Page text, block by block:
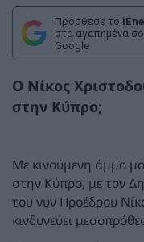
Πρόσθεσε το
στα αγαπημένα
Google
Ο Νίκος
στην Κύπρο;
Με κινούμενη άμμο
στην Κύπρο, με τον
του νυν Προέδρου
κινδυνεύει